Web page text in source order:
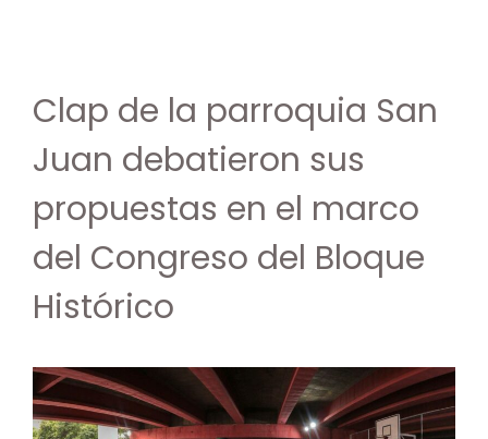
Clap de la parroquia San
Juan debatieron sus
propuestas en el marco
del Congreso del Bloque
Histórico